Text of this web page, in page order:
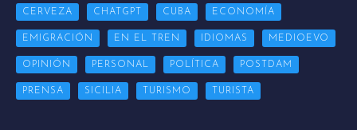
CERVEZA CHATGPT CUBA ECONOMÍA
EMIGRACIÓN EN EL TREN IDIOMAS MEDIOEVO
OPINIÓN PERSONAL POLÍTICA POSTDAM
PRENSA SICILIA TURISMO TURISTA